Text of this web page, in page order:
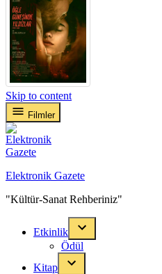
Skip to content
Filmler
Elektronik Gazete
"Kültür-Sanat Rehberiniz"
Etkinlik
Ödül
Kitap